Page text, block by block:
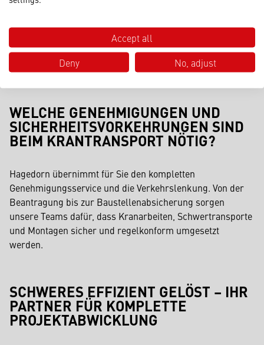
Wir beantworten hier eine typische Kundenfrage zum
Einsätze – wir geben Ihnen einenÜberblick
Services und unterstützen Sie persönlich bei weiteren
WELCHE GENEHMIGUNGEN UND
SICHERHEITSVORKEHRUNGEN SIND
BEIM KRANTRANSPORT NÖTIG?
Hagedorn übernimmt für Sie den kompletten
Genehmigungsservice und die Verkehrslenkung. Von der
Beantragung bis zur Baustellenabsicherung sorgen
unsere Teams dafür, dass Kranarbeiten, Schwertransporte
und Montagen sicher und regelkonform umgesetzt
werden.
SCHWERES EFFIZIENT GELÖST – IHR
PARTNER FÜR KOMPLETTE
PROJEKTABWICKLUNG
Accept all
Deny
No, adjust